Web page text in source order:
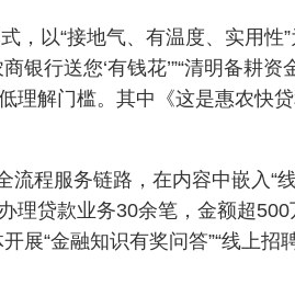
，以“接地气、有温度、实用
银行送您‘有钱花’”“清明备耕
理解门槛。其中《这是惠农快
流程服务链路，在内容中嵌入“
贷款业务30余笔，金额超
“金融知识有奖问答”“线上